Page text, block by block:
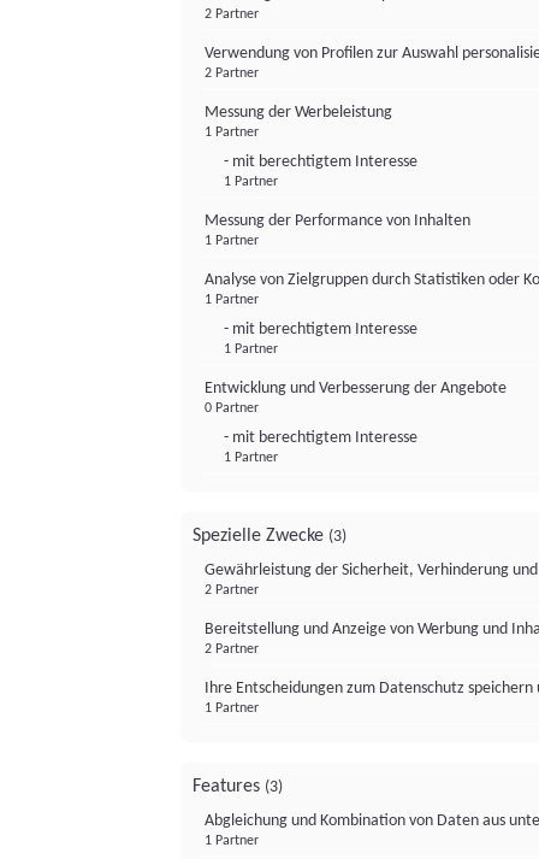
2 Partner
Verwendung von Profilen zur Auswahl
2 Partner
Messung der Werbeleistung
1 Partner
- mit berechtigtem Interesse
1 Partner
Messung der Performance von Inhalten
1 Partner
Analyse von Zielgruppen durch Statistiken oder
1 Partner
- mit berechtigtem Interesse
1 Partner
Entwicklung und Verbesserung der Angebote
0 Partner
- mit berechtigtem Interesse
1 Partner
Spezielle Zwecke (3)
Gewährleistung der Sicherheit, Verhinderung
2 Partner
Bereitstellung und Anzeige von Werbung und
2 Partner
Ihre Entscheidungen zum Datenschutz
1 Partner
Features (3)
Abgleichung und Kombination von Daten aus
1 Partner